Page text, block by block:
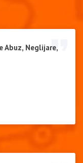
Abuz, Neglijare,